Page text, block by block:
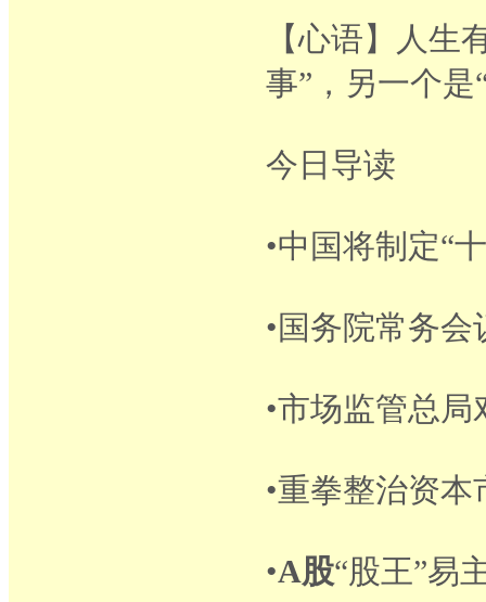
【心语】人生
事”，另一个是
今日导读
•中国将制定“
•国务院常务
•市场监管总局
•重拳整治资
•A股“股王”易